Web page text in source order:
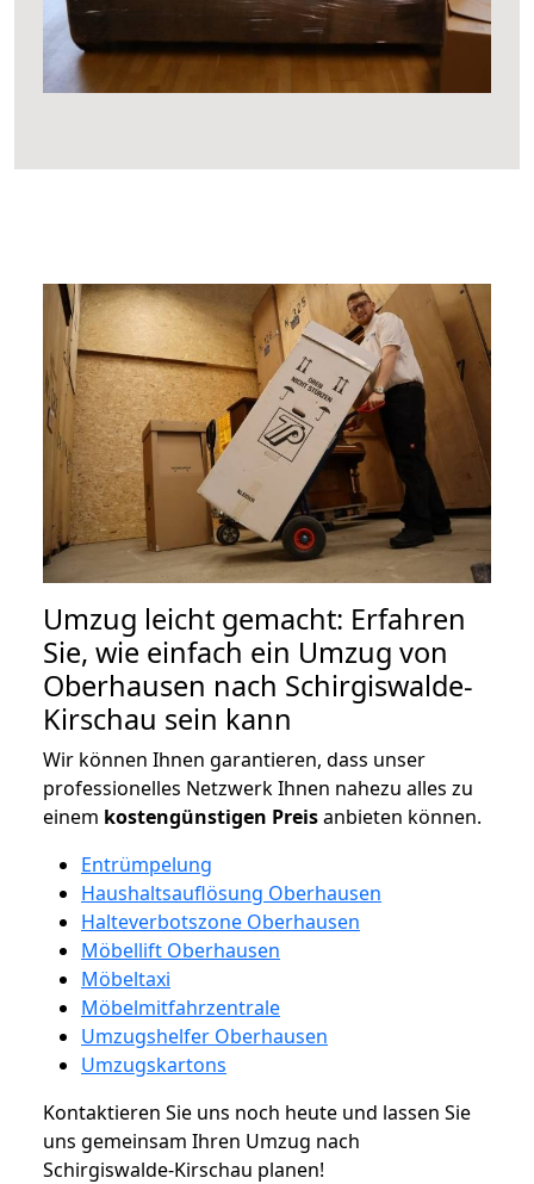
Umzug leicht gemacht: Erfahren
Sie, wie einfach ein Umzug von
Oberhausen nach Schirgiswalde-
Kirschau sein kann
Wir können Ihnen garantieren, dass unser
professionelles Netzwerk Ihnen nahezu alles zu
einem kostengünstigen Preisanbieten können.
Entrümpelung
Haushaltsauflösung Oberhausen
Halteverbotszone Oberhausen
Möbellift Oberhausen
Möbeltaxi
Möbelmitfahrzentrale
Umzugshelfer Oberhausen
Umzugskartons
Kontaktieren Sie uns noch heute und lassen Sie
uns gemeinsam Ihren Umzug nach
Schirgiswalde-Kirschau planen!